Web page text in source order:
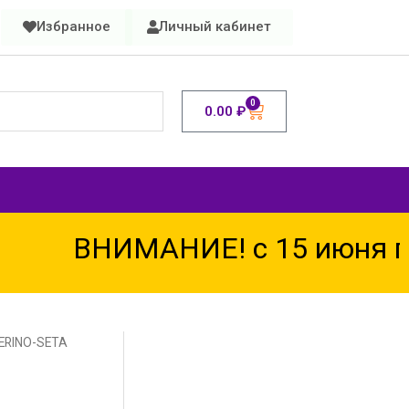
Избранное Личный кабинет
0.00 ₽ 0
ВНИМАНИЕ! с 15 июня по
SETA